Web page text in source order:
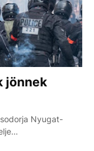
jönnek
Nyugat-